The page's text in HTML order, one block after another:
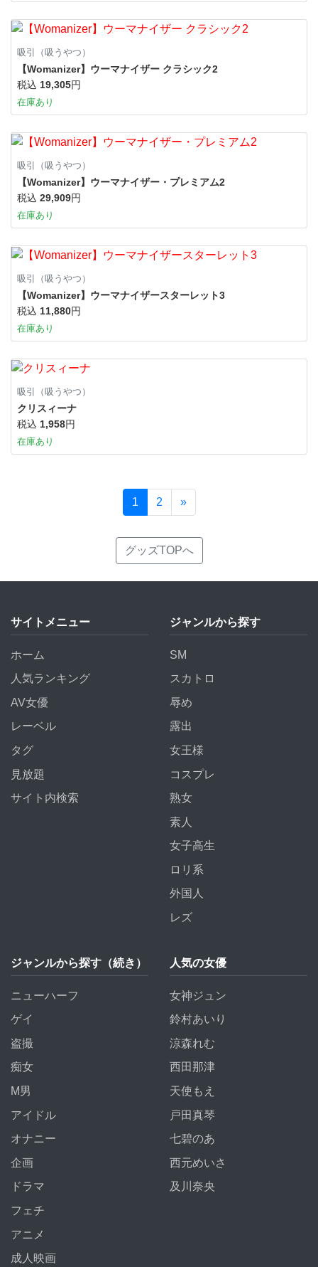
吸引（吸うやつ）
【Womanizer】ウーマナイザー クラシック2
税込 19,305円
在庫あり
吸引（吸うやつ）
【Womanizer】ウーマナイザー・プレミアム2
税込 29,909円
在庫あり
吸引（吸うやつ）
【Womanizer】ウーマナイザースターレット3
税込 11,880円
在庫あり
吸引（吸うやつ）
クリスィーナ
税込 1,958円
在庫あり
1 2 »
グッズTOPへ
サイトメニュー
ホーム
人気ランキング
AV女優
レーベル
タグ
見放題
サイト内検索
ジャンルから探す
SM
スカトロ
辱め
露出
女王様
コスプレ
熟女
素人
女子高生
ロリ系
外国人
レズ
ジャンルから探す（続き）
ニューハーフ
ゲイ
盗撮
痴女
M男
アイドル
オナニー
企画
ドラマ
フェチ
アニメ
成人映画
人気の女優
女神ジュン
鈴村あいり
涼森れむ
西田那津
天使もえ
戸田真琴
七碧のあ
西元めいさ
及川奈央